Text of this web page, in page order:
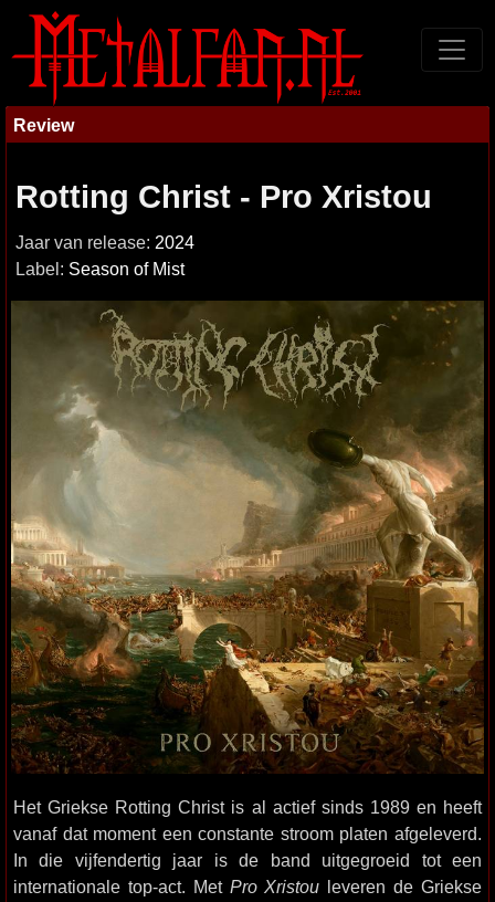
Review
Rotting Christ - Pro Xristou
Jaar van release: 2024
Label: Season of Mist
Het Griekse Rotting Christ is al actief sinds 1989 en heeft
vanaf dat moment een constante stroom platen afgeleverd.
In die vijfendertig jaar is de band uitgegroeid tot een
internationale top-act. Met Pro Xristou leveren de Griekse